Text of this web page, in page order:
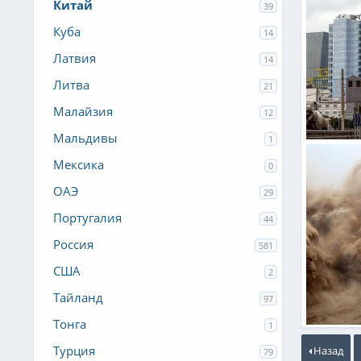
Китай 39
Куба 14
Латвия 14
Литва 21
Малайзия 12
Мальдивы 1
Мексика 0
ОАЭ 29
Португалия 44
Россия 581
США 2
Тайланд 97
Тонга 1
Турция 79
Дядя
0
gariksher
0
Назад